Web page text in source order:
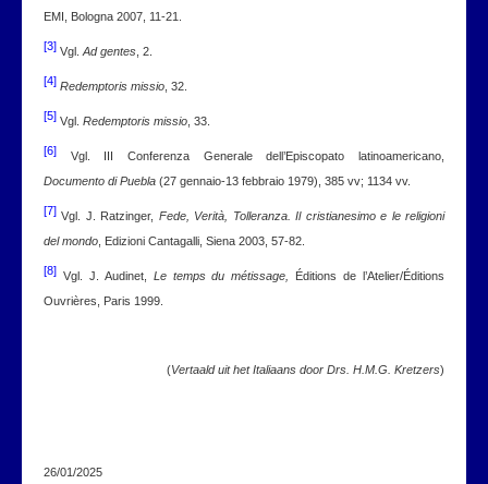
EMI, Bologna 2007, 11-21.
[3] Vgl.Ad gentes, 2.
[4] Redemptoris missio, 32.
[5] Vgl. Redemptoris missio, 33.
[6] Vgl. III Conferenza Generale dell’Episcopato latinoamericano,
Documento di Puebla (27 gennaio-13 febbraio 1979), 385 vv; 1134 vv.
[7] Vgl. J. Ratzinger, Fede, Verità, Tolleranza. Il cristianesimo e le religioni
del mondo, Edizioni Cantagalli, Siena 2003, 57-82.
[8] Vgl. J. Audinet, Le temps du métissage,
Éditions de l’Atelier/Éditions
Ouvrières, Paris 1999.
(Vertaald uit het Italiaans door Drs. H.M.G. Kretzers)
26/01/2025